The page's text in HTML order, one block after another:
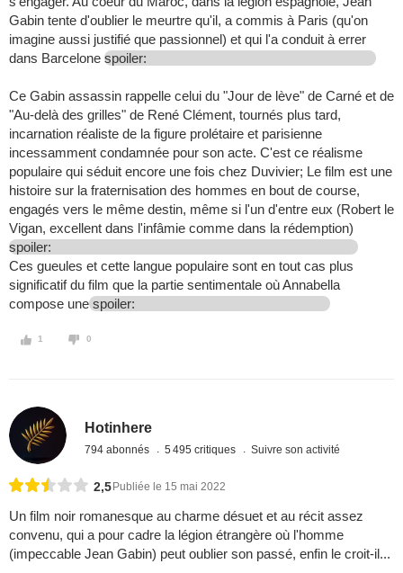
Gabin tente d'oublier le meurtre qu'il, a commis à Paris (qu'on
imagine aussi justifié que passionnel) et qui l'a conduit à errer
dans Barcelone spoiler:
Ce Gabin assassin rappelle celui du "Jour de lève" de Carné et de
"Au-delà des grilles" de René Clément, tournés plus tard,
incarnation réaliste de la figure prolétaire et parisienne
incessamment condamnée pour son acte. C'est ce réalisme
populaire qui séduit encore une fois chez Duvivier; Le film est une
histoire sur la fraternisation des hommes en bout de course,
engagés vers le même destin, même si l'un d'entre eux (Robert le
Vigan, excellent dans l'infâmie comme dans la rédemption)
spoiler:
Ces gueules et cette langue populaire sont en tout cas plus
significatif du film que la partie sentimentale où Annabella
compose une spoiler:
1 0
Hotinhere
794 abonnés 5 495 critiques Suivre son activité
2,5 Publiée le 15 mai 2022
Un film noir romanesque au charme désuet et au récit assez
convenu, qui a pour cadre la légion étrangère où l'homme
(impeccable Jean Gabin) peut oublier son passé, enfin le croit-il...